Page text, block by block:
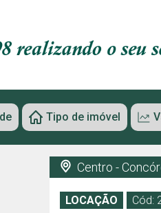
Tipo de imóvel
Centro -
LOCAÇÃO Cód: